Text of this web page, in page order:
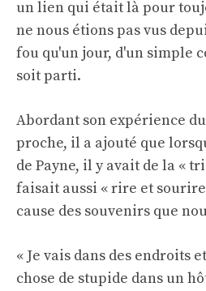
un lien qui était là pour
ne nous étions pas vus
fou qu'un jour, d'un simple
soit parti.
Abordant son expérience
proche, il a ajouté que
de Payne, il y avait de la «
faisait aussi « rire et
cause des souvenirs que
« Je vais dans des endroits
chose de stupide dans un